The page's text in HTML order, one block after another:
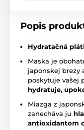
Popis
Hydratačná
Maska je
japonskej brezy
poskytuje vašej
hydratuje,
Miazga z
zanecháva ju
antioxidantom